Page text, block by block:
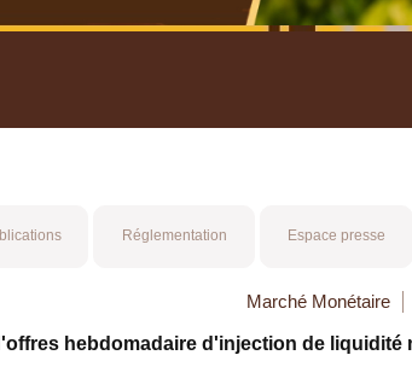
Réglementation Espace presse
Marché Monétaire
hebdomadaire d'injection de liquidité